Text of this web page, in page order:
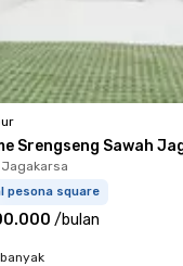
Srengseng Sawah
pesona square
/bulan